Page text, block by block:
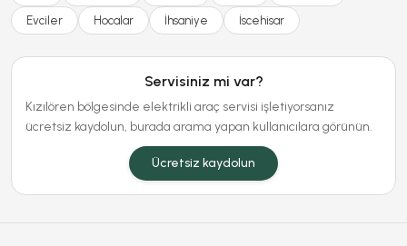
Evciler Hocalar İhsaniye İscehisar
Servisiniz mi var?
Kızılören bölgesinde elektrikli araç servisi işletiyorsanız
ücretsiz kaydolun, burada arama yapan kullanıcılara görünün.
Ücretsiz kaydolun